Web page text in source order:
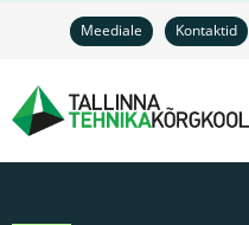
Meediale Kontaktid